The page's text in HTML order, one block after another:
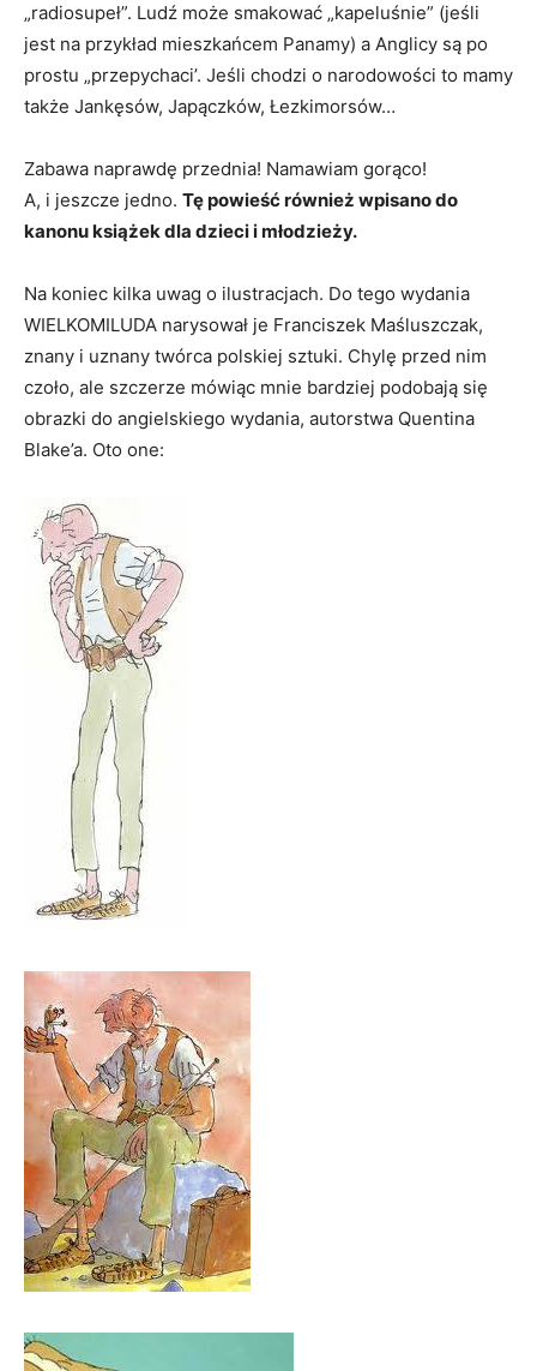
„radiosupeł”. Ludź może smakować „kapeluśnie” (jeśli
jest na przykład mieszkańcem Panamy) a Anglicy są po
prostu „przepychaci’. Jeśli chodzi o narodowości to mamy
także Jankęsów, Japączków, Łezkimorsów…
Zabawa naprawdę przednia! Namawiam gorąco!
A, i jeszcze jedno. Tę powieść również wpisano do
kanonu książek dla dzieci i młodzieży.
Na koniec kilka uwag o ilustracjach. Do tego wydania
WIELKOMILUDA narysował je Franciszek Maśluszczak,
znany i uznany twórca polskiej sztuki. Chylę przed nim
czoło, ale szczerze mówiąc mnie bardziej podobają się
obrazki do angielskiego wydania, autorstwa Quentina
Blake’a. Oto one: